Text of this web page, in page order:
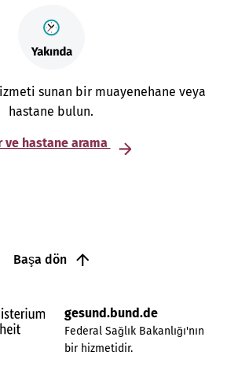
sunan bir muayenehane veya
hastane bulun.
ve hastane arama
Başa dön
gesund.bund.de
Federal Sağlık Bakanlığı'nın
bir hizmetidir.